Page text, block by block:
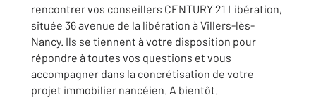
rencontrer vos conseillers CENTURY 21 Libération,
située 36 avenue de la libération à Villers-lès-
Nancy. Ils se tiennent à votre disposition pour
répondre à toutes vos questions et vous
accompagner dans la concrétisation de votre
projet immobilier nancéien. A bientôt.